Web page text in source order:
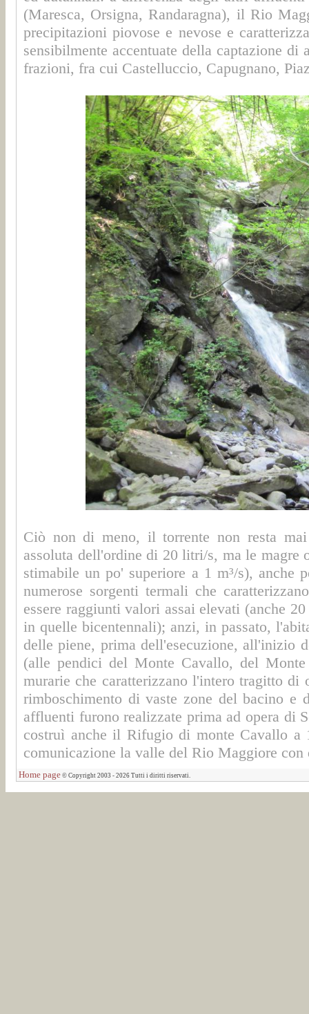
(Maresca, Orsigna, Randaragna), il Rio
precipitazioni piovose e nevose e
sensibilmente accentuate della captazione
frazioni, fra cui Castelluccio, Capugnano,
Ciò non di meno, il torrente non resta
assoluta dell'ordine di 20 litri/s, ma le magre
stimabile un po' superiore a 1 m³/s), anche
numerose sorgenti termali che
essere raggiunti valori assai elevati (anche
in quelle bicentennali); anzi, in passato,
delle piene, prima dell'esecuzione, all'inizio
(alle pendici del Monte Cavallo, del
murarie che caratterizzano l'intero tragitto
rimboschimento di vaste zone del bacino e
affluenti furono realizzate prima ad opera di
costruì anche il Rifugio di monte Cavallo a
comunicazione la valle del Rio Maggiore con
Home page © Copyright 2003 - 2026 Tutti i diritti riservati.